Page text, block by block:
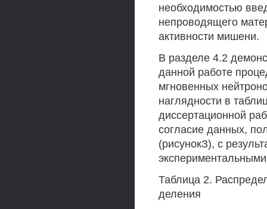
необходимостью
непроводящего
активности мишени.
В разделе 4.2
данной работе
мгновенных
наглядности в
диссертационной
согласие данных,
(рисунокЗ), с
Таблица 2.
деления